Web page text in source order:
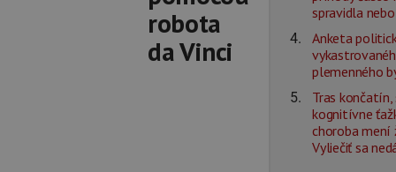
robota
da Vinci
spravidla
Anketa
plemenného
Tras
kognitívne
choroba mení
Vyliečiť sa